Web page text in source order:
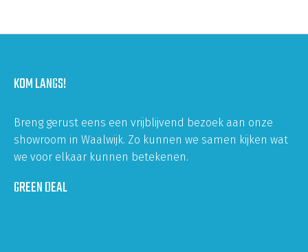
KOM LANGS!
Breng gerust eens een vrijblijvend bezoek aan onze
showroom in Waalwijk. Zo kunnen we samen kijken wat
we voor elkaar kunnen betekenen.
GREEN DEAL